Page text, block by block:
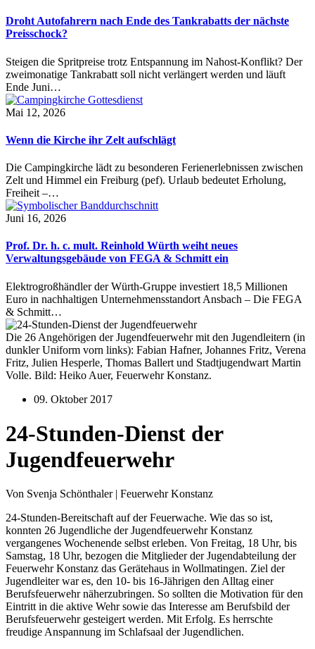
Droht Autofahrern nach Ende des Tankrabatts der nächste
Preisschock?
Steigen die Spritpreise trotz Entspannung im Nahost-Konflikt? Der
zweimonatige Tankrabatt soll nicht verlängert werden und läuft
Ende Juni…
Mai 12, 2026
Wenn die Kirche ihr Zelt aufschlägt
Die Campingkirche lädt zu besonderen Ferienerlebnissen zwischen
Zelt und Himmel ein Freiburg (pef). Urlaub bedeutet Erholung,
Freiheit –…
Juni 16, 2026
Prof. Dr. h. c. mult. Reinhold Würth weiht neues
Verwaltungsgebäude von FEGA & Schmitt ein
Elektrogroßhändler der Würth-Gruppe investiert 18,5 Millionen
Euro in nachhaltigen Unternehmensstandort Ansbach – Die FEGA
& Schmitt…
Die 26 Angehörigen der Jugendfeuerwehr mit den Jugendleitern (in
dunkler Uniform vorn links): Fabian Hafner, Johannes Fritz, Verena
Fritz, Julien Hesperle, Thomas Ballert und Stadtjugendwart Martin
Volle. Bild: Heiko Auer, Feuerwehr Konstanz.
09. Oktober 2017
24-Stunden-Dienst der
Jugendfeuerwehr
Von Svenja Schönthaler | Feuerwehr Konstanz
24-Stunden-Bereitschaft auf der Feuerwache. Wie das so ist,
konnten 26 Jugendliche der Jugendfeuerwehr Konstanz
vergangenes Wochenende selbst erleben. Von Freitag, 18 Uhr, bis
Samstag, 18 Uhr, bezogen die Mitglieder der Jugendabteilung der
Feuerwehr Konstanz das Gerätehaus in Wollmatingen. Ziel der
Jugendleiter war es, den 10- bis 16-Jährigen den Alltag einer
Berufsfeuerwehr näherzubringen. So sollten die Motivation für den
Eintritt in die aktive Wehr sowie das Interesse am Berufsbild der
Berufsfeuerwehr gesteigert werden. Mit Erfolg. Es herrschte
freudige Anspannung im Schlafsaal der Jugendlichen.